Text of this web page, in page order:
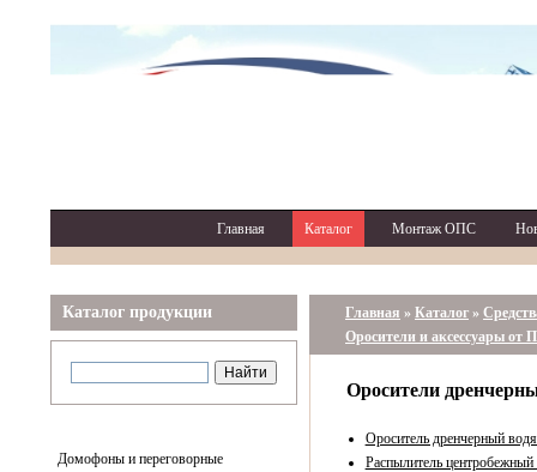
Главная Каталог Монтаж ОПС
Каталог продукции
Домофоны и переговорные
Главная » Каталог »
Оросители и аксессуары от
Оросители
Ороситель дренчерный
Распылитель